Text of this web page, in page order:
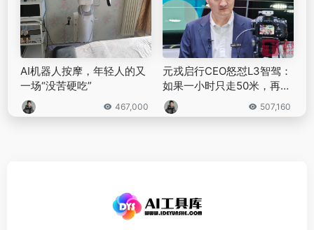
AI机器人按摩，年轻人的又
一场“没苦硬吃”
467,000
元戎启行CEO怒怼L3智驾：
如果一小时只走50米，再安
全我们都不会用｜2025上海
车展
507,160